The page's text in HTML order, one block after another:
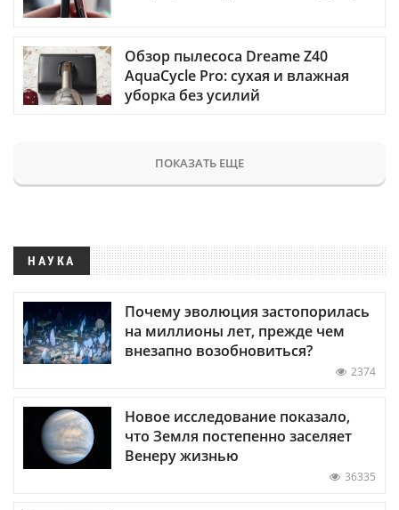
Обзор пылесоса Dreame Z40
AquaCycle Pro: сухая и влажная
уборка без усилий
ПОКАЗАТЬ ЕЩЕ
НАУКА
Почему эволюция застопорилась
на миллионы лет, прежде чем
внезапно возобновиться?
2374
Новое исследование показало,
что Земля постепенно заселяет
Венеру жизнью
36335